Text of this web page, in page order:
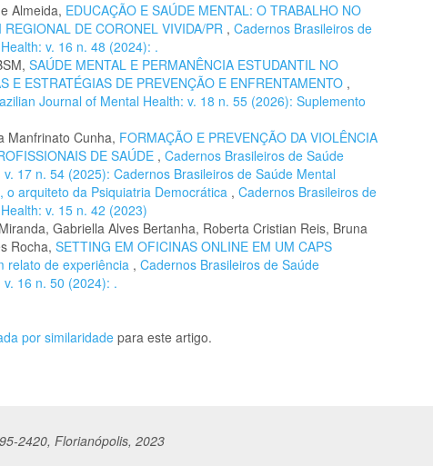
Almeida, EDUCAÇÃO E SAÚDE MENTAL: O TRABALHO NO
DE CORONEL VIVIDA/PR , Cadernos Brasileiros de
v. 16 n. 48 (2024): .
SAÚDE MENTAL E PERMANÊNCIA ESTUDANTIL NO
E ESTRATÉGIAS DE PREVENÇÃO E ENFRENTAMENTO ,
Journal of Mental Health: v. 18 n. 55 (2026): Suplemento
Manfrinato Cunha, FORMAÇÃO E PREVENÇÃO DA VIOLÊNCIA
DE SAÚDE , Cadernos Brasileiros de Saúde
17 n. 54 (2025): Cadernos Brasileiros de Saúde Mental
o arquiteto da Psiquiatria Democrática , Cadernos Brasileiros de
v. 15 n. 42 (2023)
Gabriella Alves Bertanha, Roberta Cristian Reis, Bruna
Rocha, SETTING EM OFICINAS ONLINE EM UM CAPS
relato de experiência , Cadernos Brasileiros de Saúde
16 n. 50 (2024): .
por similaridade para este artigo.
2420, Florianópolis, 2023